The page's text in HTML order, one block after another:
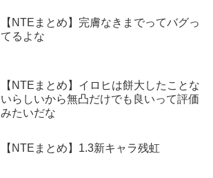
【NTEまとめ】完膚なきまでってバグっ
てるよな
【NTEまとめ】イロヒは餅大したことな
いらしいから無凸だけでも良いって評価
みたいだな
【NTEまとめ】1.3新キャラ残虹